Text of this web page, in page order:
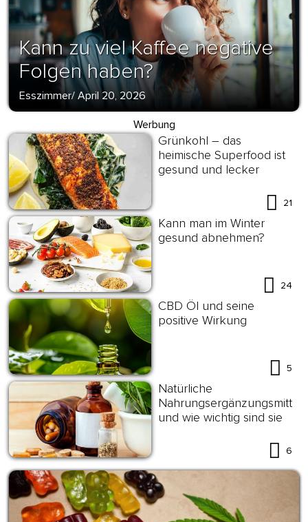
Kann zu viel Kaffee negative
Folgen haben?
Esszimmer/ April 20, 2026
Werbung
Grünkohl – das
heimische Superfood ist
gesund und lecker
21
Kann man im Winter
gesund abnehmen?
24
CBD Öl und seine
positive Wirkung
5
Natürliche
Nahrungsergänzungsmittel
und wie wichtig sind sie
6